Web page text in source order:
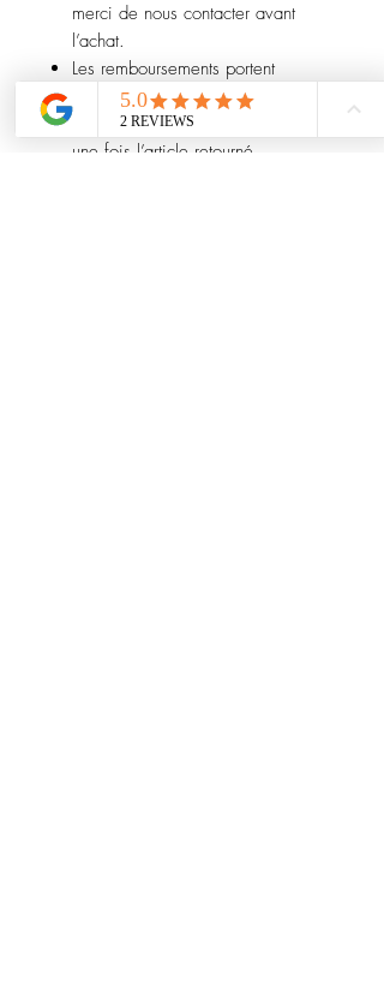
merci de nous contacter avant
l’achat.
Les remboursements portent
uniquement sur le prix de l’article
(hors frais de port) et sont effectués
une fois l’article retourné.